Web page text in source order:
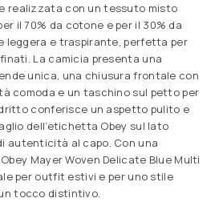
realizzata con un tessuto misto
il 70% da cotone e per il 30% da
leggera e traspirante, perfetta per
La camicia presenta una
unica, una chiusura frontale con
comoda e un taschino sul petto per
conferisce un aspetto pulito e
dell’etichetta Obey sul lato
autenticità al capo. Con una
Mayer Woven Delicate Blue Multi
per outfit estivi e per uno stile
tocco distintivo.